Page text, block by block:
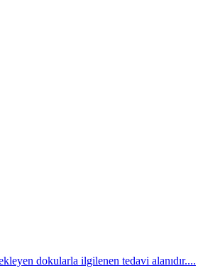
dokularla ilgilenen tedavi alanıdır....